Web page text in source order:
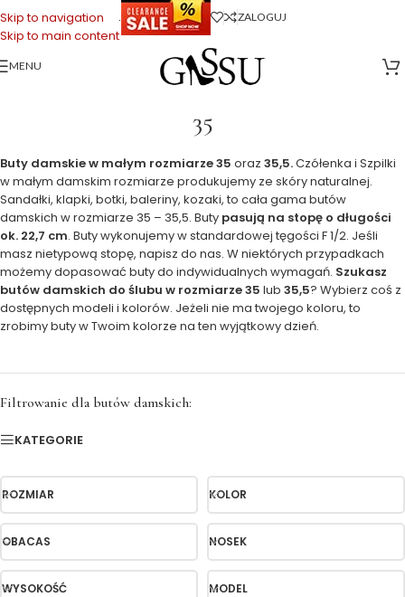
Skip to navigation
Skip to main content
. ZALOGUJ
MENU
35
Buty damskie w małym rozmiarze 35 oraz 35,5.Czółenka i Szpilki
w małym damskim rozmiarze produkujemy ze skóry naturalnej.
Sandałki, klapki, botki, baleriny, kozaki, to cała gama butów
damskich w rozmiarze 35 – 35,5. Buty pasują na stopę o długości
ok. 22,7 cm. Buty wykonujemy w standardowej tęgości F 1/2. Jeśli
masz nietypową stopę, napisz do nas. W niektórych przypadkach
możemy dopasować buty do indywidualnych wymagań. Szukasz
butów damskich do ślubu w rozmiarze 35 lub 35,5? Wybierz coś z
dostępnych modeli i kolorów. Jeżeli nie ma twojego koloru, to
zrobimy buty w Twoim kolorze na ten wyjątkowy dzień.
Filtrowanie dla butów damskich:
KATEGORIE
ROZMIAR KOLOR
OBACAS NOSEK
WYSOKOŚĆ MODEL